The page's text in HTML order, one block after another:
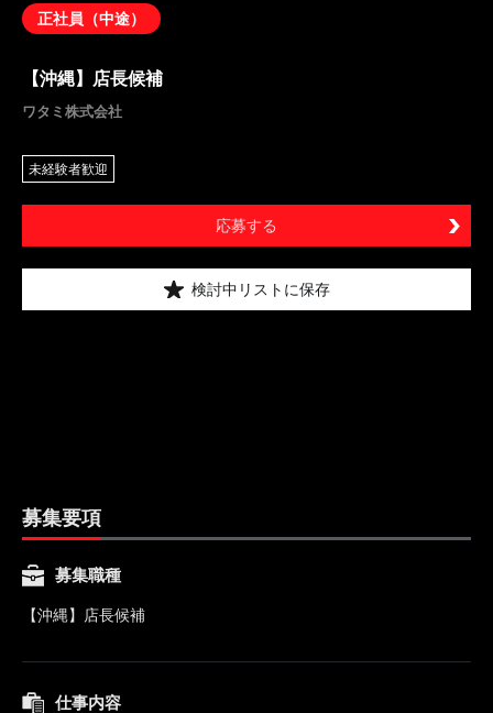
正社員（中途）
【沖縄】店長候補
ワタミ株式会社
未経験者歓迎
応募する
検討中リストに保存
募集要項
募集職種
【沖縄】店長候補
仕事内容